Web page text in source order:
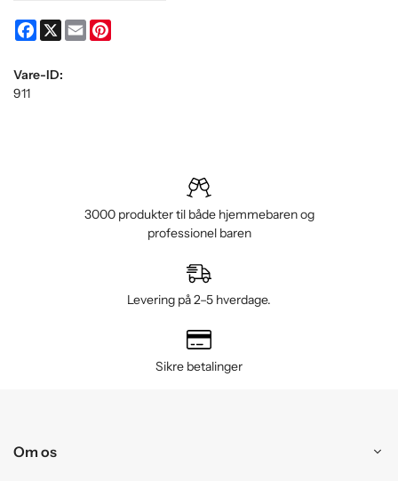
Facebook
X Email
Vare-ID:
911
3000 produkter til både hjemmebaren og
professionel baren
Levering på 2–5 hverdage.
Sikre betalinger
Om os